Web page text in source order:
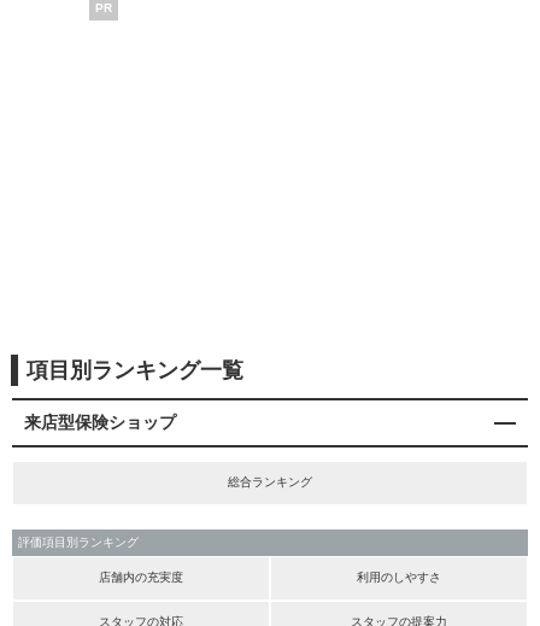
PR
項目別ランキング一覧
来店型保険ショップ
総合ランキング
評価項目別ランキング
店舗内の充実度 利用のしやすさ
スタッフの対応 スタッフの提案力